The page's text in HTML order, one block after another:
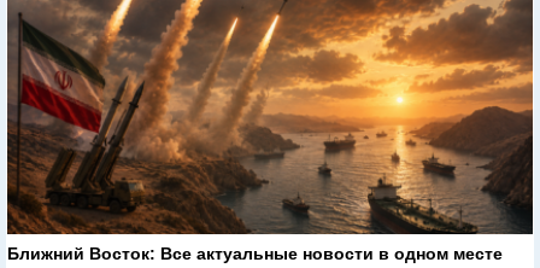
Ближний Восток: Все актуальные новости в одном месте